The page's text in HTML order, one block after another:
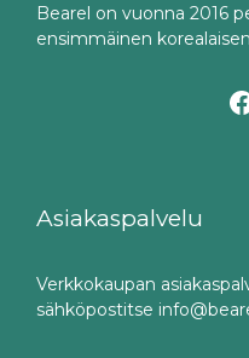
Bearel on vuonna 2016
ensimmäinen
Asiakaspalvelu
Verkkokaupan
sähköpostitse